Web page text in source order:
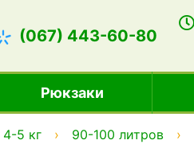
(067) 443-60-80
Рюкзаки
4-5 кг 90-100 литров